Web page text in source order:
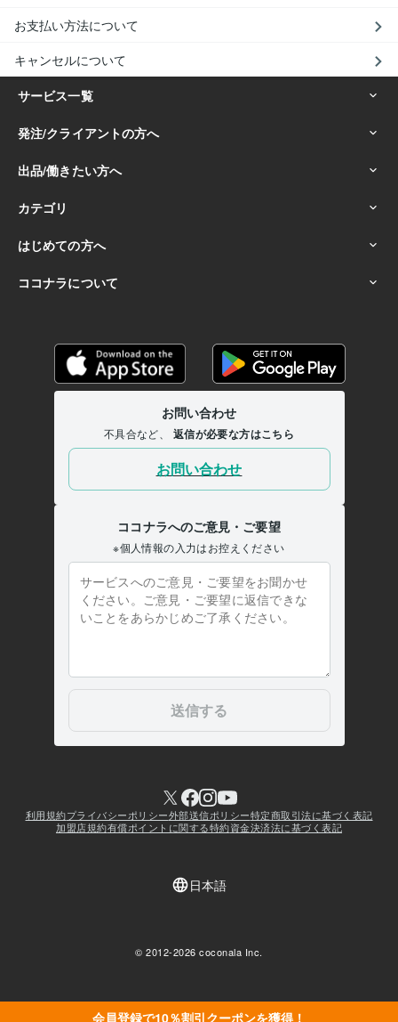
会員登録で10％割引クーポンを獲得！
お支払い方法について
キャンセルについて